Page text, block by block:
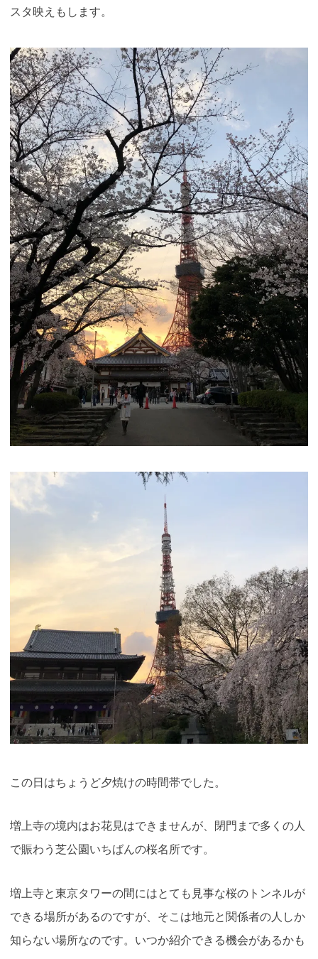
スタ映えもします。
この日はちょうど夕焼けの時間帯でした。
増上寺の境内はお花見はできませんが、閉門まで多くの人
で賑わう芝公園いちばんの桜名所です。
増上寺と東京タワーの間にはとても見事な桜のトンネルが
できる場所があるのですが、そこは地元と関係者の人しか
知らない場所なのです。いつか紹介できる機会があるかも